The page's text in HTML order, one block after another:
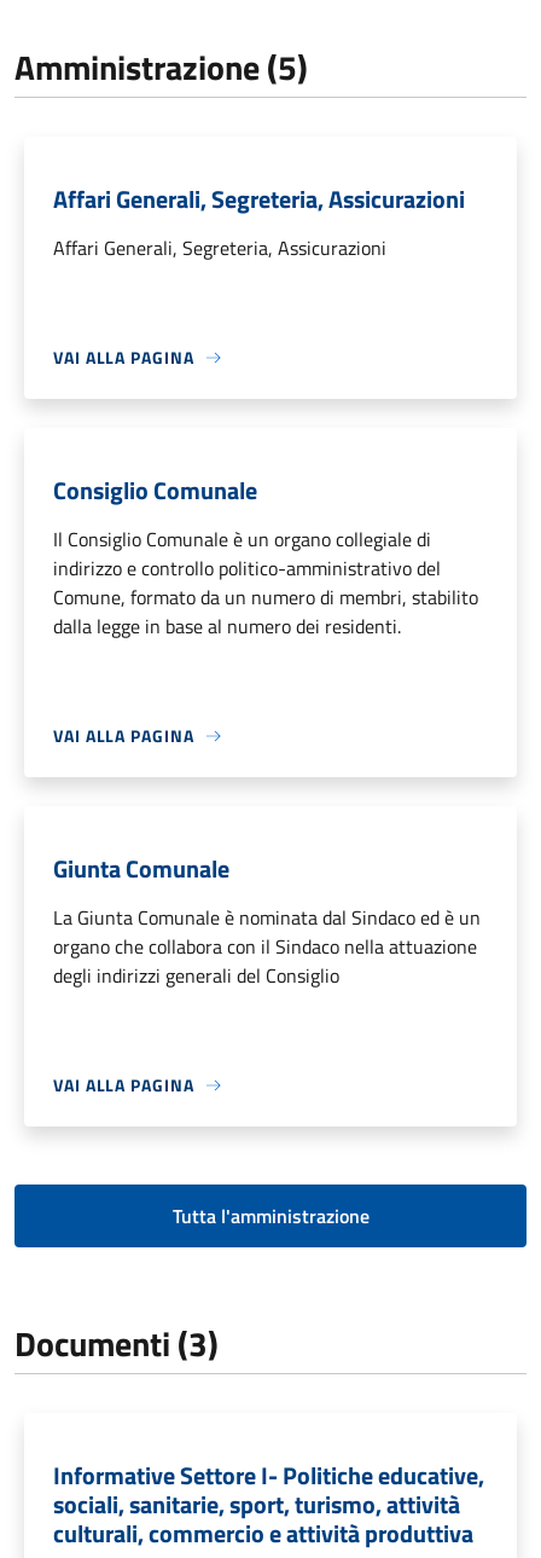
Amministrazione (5)
Affari Generali, Segreteria, Assicurazioni
Affari Generali, Segreteria, Assicurazioni
VAI ALLA PAGINA
Consiglio Comunale
Il Consiglio Comunale è un organo collegiale di
indirizzo e controllo politico-amministrativo del
Comune, formato da un numero di membri, stabilito
dalla legge in base al numero dei residenti.
VAI ALLA PAGINA
Giunta Comunale
La Giunta Comunale è nominata dal Sindaco ed è un
organo che collabora con il Sindaco nella attuazione
degli indirizzi generali del Consiglio
VAI ALLA PAGINA
Tutta l'amministrazione
Documenti (3)
Informative Settore I- Politiche educative,
sociali, sanitarie, sport, turismo, attività
culturali, commercio e attività produttiva